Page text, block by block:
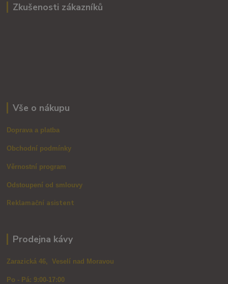
Zkušenosti zákazníků
Vše o nákupu
Doprava a platba
Obchodní podmínky
Věrnostní program
Odstoupení od smlouvy
Reklamační asistent
Prodejna kávy
Zarazická 46, Veselí nad Moravou
Po - Pá: 9:00-17:00